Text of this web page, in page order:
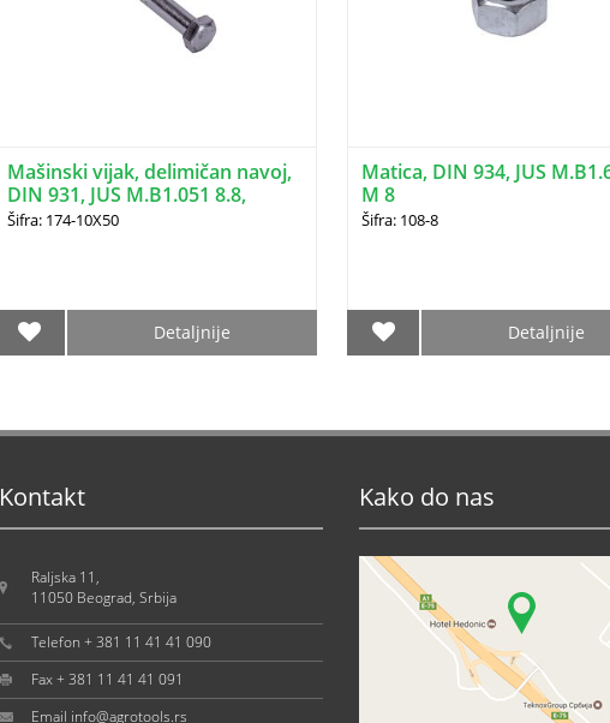
Mašinski vijak, delimičan navoj,
DIN 931, JUS M.B1.051 8.8,
10X50
Šifra: 174-10X50
Detaljnije
Matica, DIN 934, JUS
M 8
Šifra: 108-8
Detaljnije
Kontakt
Raljska 11,
11050 Beograd, Srbija
Telefon + 381 11 41 41 090
Fax + 381 11 41 41 091
Email info@agrotools.rs
Kako do nas